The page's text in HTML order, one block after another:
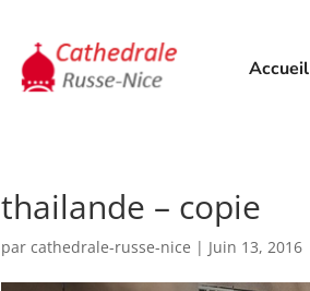
Accueil
thailande – copie
parcathedrale-russe-nice | Juin 13, 2016